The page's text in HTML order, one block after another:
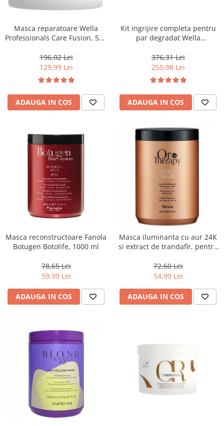
Masca reparatoare Wella
Professionals Care Fusion, 500
196,02 Lei
129,99 Lei
ADAUGA IN COS
Kit ingrijire completa pentru
par degradat Wella
Salon Size
376,31 Lei
255,98 Lei
ADAUGA IN COS
Masca reconstructoare Fanola
Botugen Botolife, 1000 ml
78,65 Lei
59,99 Lei
ADAUGA IN COS
Masca iluminanta cu aur 24K
si extract de trandafir, pentru
Oro Therapy, 1000 ml
72,60 Lei
54,99 Lei
ADAUGA IN COS